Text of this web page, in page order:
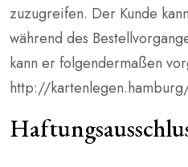
zuzugreifen. Der Kunde
während des
kann er folgendermaßen
http://